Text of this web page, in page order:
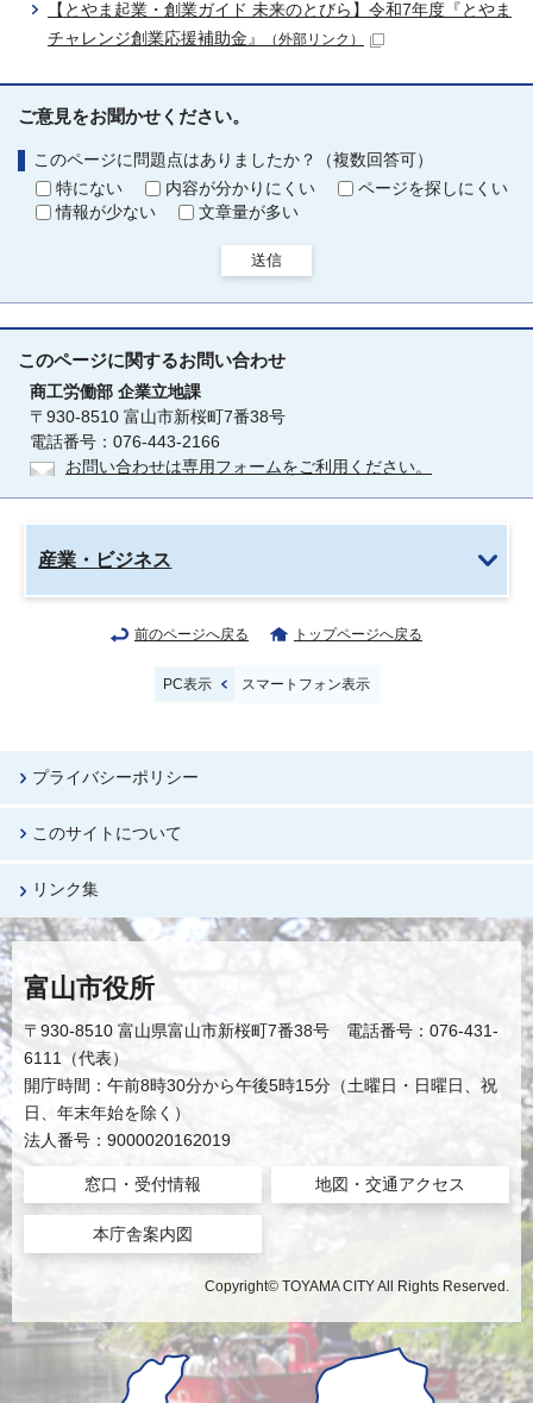
【とやま起業・創業ガイド 未来のとびら】令和7年度『とやま
チャレンジ創業応援補助金』
（外部リンク）
ご意見をお聞かせください。
このページに問題点はありましたか？（複数回答可）
特にない
内容が分かりにくい
ページを探しにくい
情報が少ない
文章量が多い
送信
このページに関するお問い合わせ
商工労働部 企業立地課
〒930-8510 富山市新桜町7番38号
電話番号：076-443-2166
お問い合わせは専用フォームをご利用ください。
産業・ビジネス
前のページへ戻る トップページへ戻る
PC表示 スマートフォン表示
プライバシーポリシー
このサイトについて
リンク集
富山市役所
〒930-8510 富山県富山市新桜町7番38号 電話番号：076-431-
6111（代表）
開庁時間：午前8時30分から午後5時15分（土曜日・日曜日、祝
日、年末年始を除く）
法人番号：9000020162019
窓口・受付情報 地図・交通アクセス
本庁舎案内図
Copyright© TOYAMA CITY All Rights Reserved.